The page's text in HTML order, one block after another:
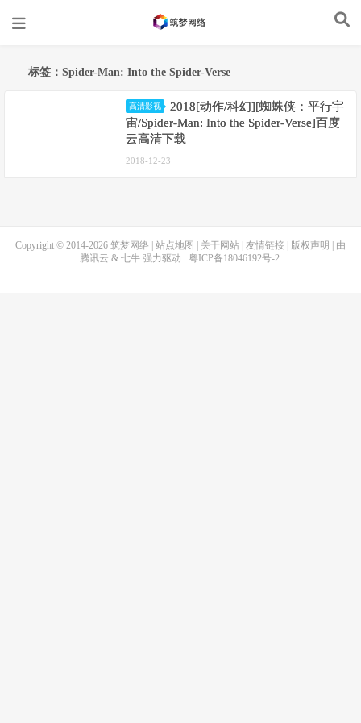
标签：Spider-Man: Into the Spider-Verse
高清影视
2018[动作/科幻][蜘蛛侠：平行宇
宙/Spider-Man: Into the Spider-Verse]百度
云高清下载
2018-12-23
Copyright © 2014-2026 筑梦网络 站点地图 关于网站 友情链接 版权声明
| 由
腾讯云 & 七牛强力驱动 粤ICP备18046192号-2